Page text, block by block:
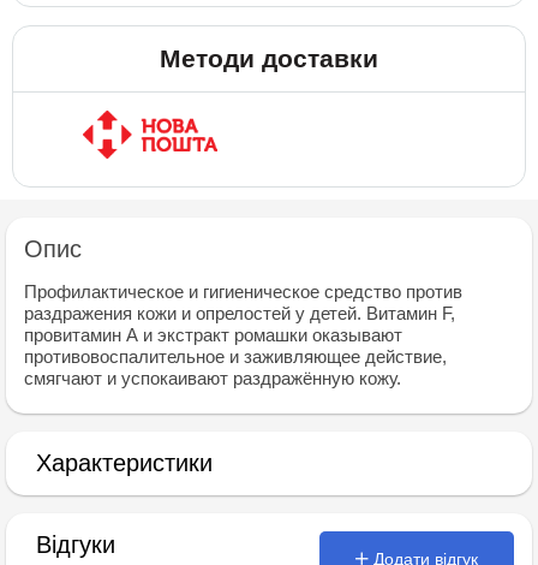
Методи доставки
Опис
Профилактическое и гигиеническое средство против
раздражения кожи и опрелостей у детей. Витамин F,
провитамин А и экстракт ромашки оказывают
противовоспалительное и заживляющее действие,
смягчают и успокаивают раздражённую кожу.
Характеристики
Відгуки
Додати відгук